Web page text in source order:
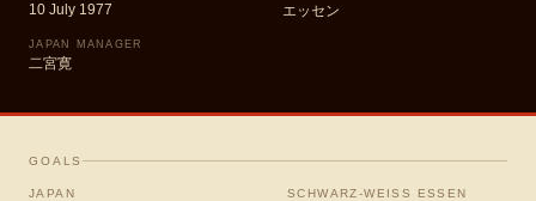
10 July 1977 エッセン
JAPAN MANAGER
二宮寛
GOALS
JAPAN SCHWARZ-WEISS ESSEN